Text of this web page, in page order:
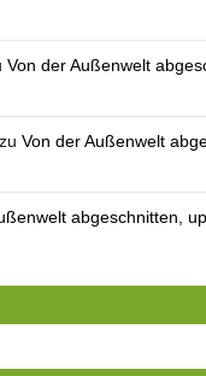
Von der Außenwelt
zu Von der Außenwelt
abgeschnitten,